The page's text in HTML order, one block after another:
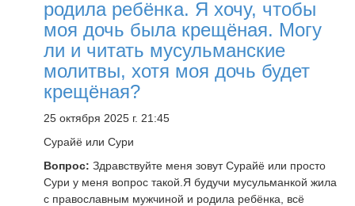
родила ребёнка. Я хочу, чтобы
моя дочь была крещёная. Могу
ли и читать мусульманские
молитвы, хотя моя дочь будет
крещёная?
25 октября 2025 г. 21:45
Сурайё или Сури
Вопрос: Здравствуйте меня зовут Сурайё или просто
Сури у меня вопрос такой.Я будучи мусульманкой жила
с православным мужчиной и родила ребёнка, всё